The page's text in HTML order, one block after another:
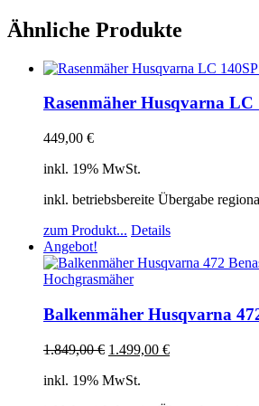
Ähnliche Produkte
Rasenmäher Husqvarna LC
449,00 €
inkl. 19% MwSt.
inkl. betriebsbereite Übergabe
zum Produkt... Details
Angebot!
Balkenmäher Husqvarna
1.849,00€ 1.499,00 €
inkl. 19% MwSt.